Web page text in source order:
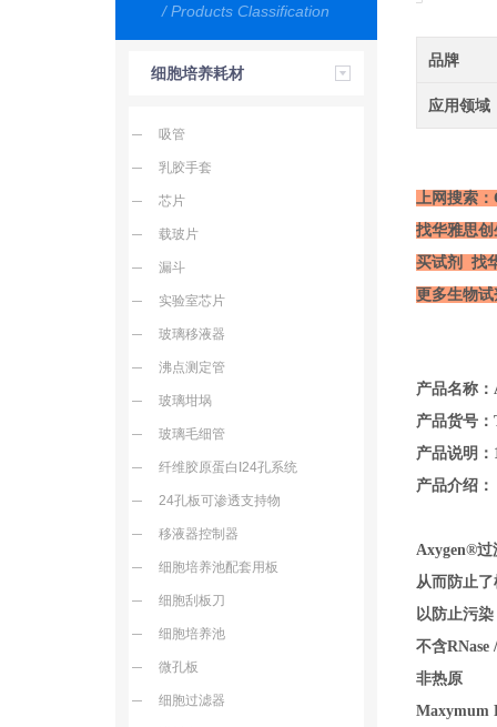
/ Products Classification
细胞培养耗材
吸管
乳胶手套
芯片
载玻片
漏斗
实验室芯片
玻璃移液器
沸点测定管
玻璃坩埚
玻璃毛细管
纤维胶原蛋白I24孔系统
24孔板可渗透支持物
移液器控制器
细胞培养池配套用板
细胞刮板刀
细胞培养池
微孔板
细胞过滤器
品牌
应用领域
上网搜索
找华雅思
买试剂 找
更多生物
产品名称
产品货号
产品说明：
产品介绍：
Axygen®过
从而防止
以防止污
不含RNase
非热原
Maxymum